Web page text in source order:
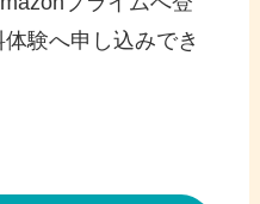
験へ申し込みでき